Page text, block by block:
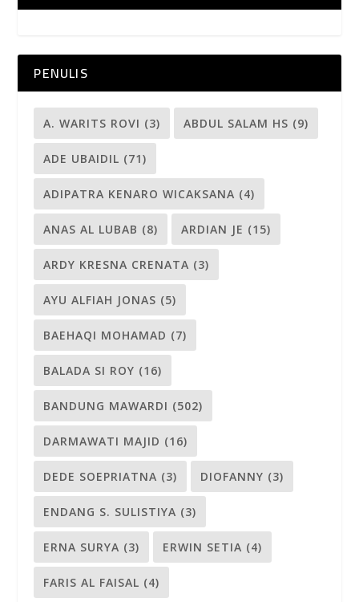
PENULIS
A. WARITS ROVI (3) ABDUL SALAM HS (9)
ADE UBAIDIL (71)
ADIPATRA KENARO WICAKSANA (4)
ANAS AL LUBAB (8) ARDIAN JE (15)
ARDY KRESNA CRENATA (3)
AYU ALFIAH JONAS (5)
BAEHAQI MOHAMAD (7)
BALADA SI ROY (16)
BANDUNG MAWARDI (502)
DARMAWATI MAJID (16)
DEDE SOEPRIATNA (3) DIOFANNY (3)
ENDANG S. SULISTIYA (3)
ERNA SURYA (3) ERWIN SETIA (4)
FARIS AL FAISAL (4)